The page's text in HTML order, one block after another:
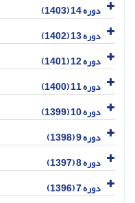
دوره 14 (1403)
دوره 13 (1402)
دوره 12 (1401)
دوره 11 (1400)
دوره 10 (1399)
دوره 9 (1398)
دوره 8 (1397)
دوره 7 (1396)